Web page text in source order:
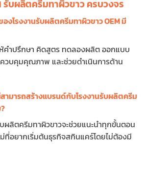
รับผลิตครีมทาผิวขาว ครบวงจร
งโรงงานรับผลิตครีมทาผิวขาว OEM มี
คำปรึกษา คิดสูตร ทดลองผลิต ออกแบบ
วบคุมคุณภาพ และช่วยดำเนินการด้าน
ามารถสร้างแบรนด์กับโรงงานรับผลิตครีม
บผลิตครีมทาผิวขาวจะช่วยแนะนำทุกขั้นตอน
ม่ที่อยากเริ่มต้นธุรกิจสกินแคร์โดยไม่ต้องมี